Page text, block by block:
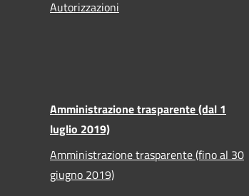
Autorizzazioni
Amministrazione trasparente (dal 1
luglio 2019)
Amministrazione trasparente (fino al 30
giugno 2019)